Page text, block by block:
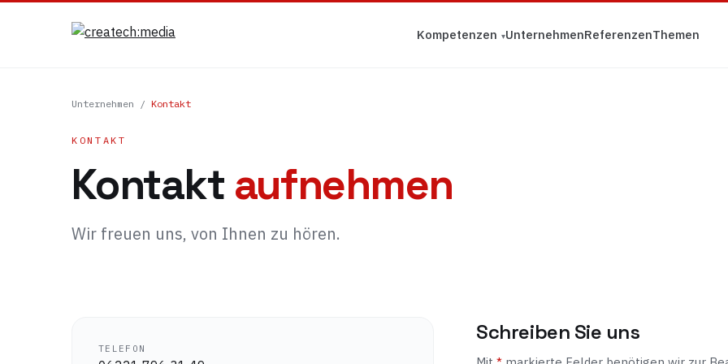
Kompetenzen UnternehmenReferenzenThemen
Unternehmen / Kontakt
KONTAKT
Kontakt aufnehmen
Wir freuen uns, von Ihnen zu hören.
TELEFON
Schreiben Sie uns